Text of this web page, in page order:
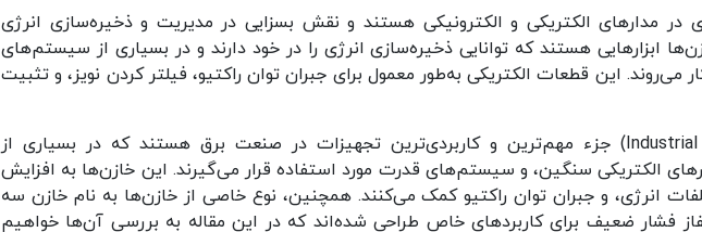
در مدارهای الکتریکی و الکترونیکی هستند و نقش بسزایی در مدیریت و ذخیره‌سازی انرژی
ابزارهایی هستند که توانایی ذخیره‌سازی انرژی را در خود دارند و در بسیاری از سیستم‌های
می‌روند. این قطعات الکتریکی به‌طور معمول برای جبران توان راکتیو، فیلتر کردن نویز، و تثبیت
(Industrial Capacitors) جزء مهم‌ترین و کاربردی‌ترین تجهیزات در صنعت برق هستند که در بسیاری از
الکتریکی سنگین، و سیستم‌های قدرت مورد استفاده قرار می‌گیرند. این خازن‌ها به افزایش
انرژی، و جبران توان راکتیو کمک می‌کنند. همچنین، نوع خاصی از خازن‌ها به نام خازن سه
فشار ضعیف برای کاربردهای خاص طراحی شده‌اند که در این مقاله به بررسی آن‌ها خواهیم